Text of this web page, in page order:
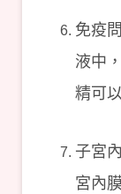
免疫
液中
精可
子宮
宮內